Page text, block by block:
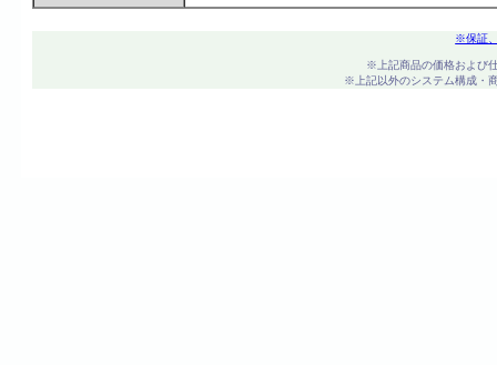
※保証
※上記商品の価格および
※上記以外のシステム構成・